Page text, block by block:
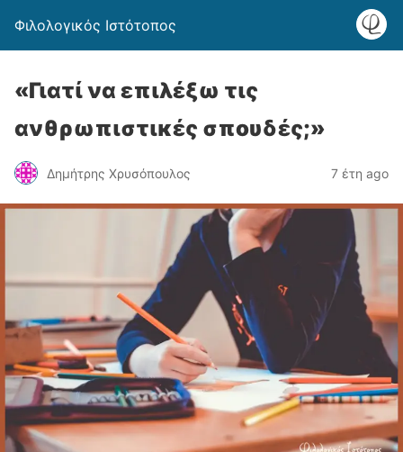
Φιλολογικός Ιστότοπος
«Γιατί να επιλέξω τις
ανθρωπιστικές σπουδές;»
Δημήτρης Χρυσόπουλος 7 έτη ago